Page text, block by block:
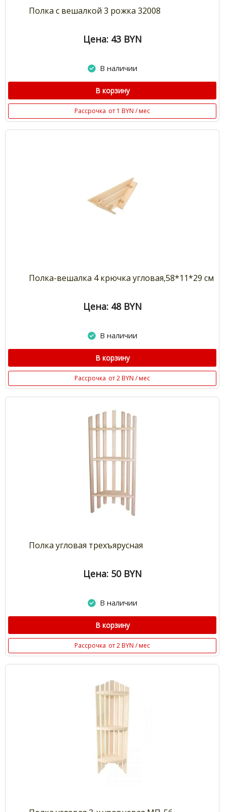
Полка с вешалкой 3 рожка 32008
Цена: 43 BYN
В наличии
В корзину
Рассрочка от 1 BYN / мес
Полка-вешалка 4 крючка угловая,58*11*29 см
Цена: 48 BYN
В наличии
В корзину
Рассрочка от 2 BYN / мес
Полка угловая трехъярусная
Цена: 50 BYN
В наличии
В корзину
Рассрочка от 2 BYN / мес